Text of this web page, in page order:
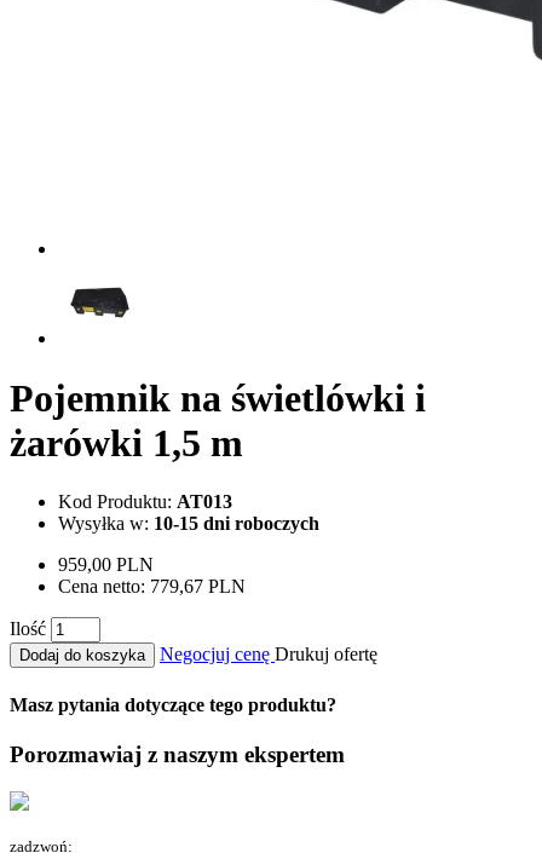
Pojemnik na świetlówki i
żarówki 1,5 m
Kod Produktu: AT013
Wysyłka w: 10-15 dni roboczych
959,00 PLN
Cena netto: 779,67 PLN
Ilość
Dodaj do koszyka Negocjuj cenę Drukuj ofertę
Masz pytania dotyczące tego produktu?
Porozmawiaj z naszym ekspertem
zadzwoń: